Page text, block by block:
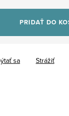
PRIDAŤ DO
sa Strážiť